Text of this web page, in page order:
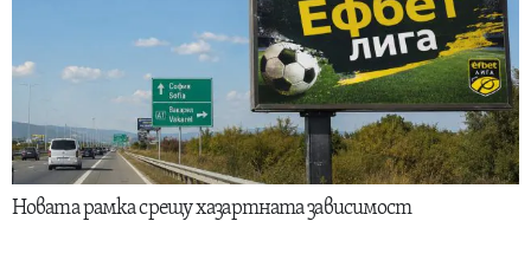
Новата рамка срещу хазартната зависимост